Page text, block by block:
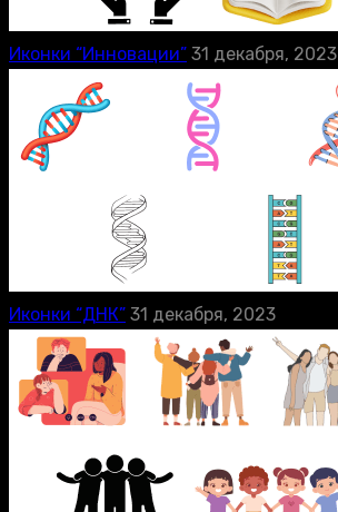
Иконки “Инновации” 31 декабря, 2023
Иконки “ДНК” 31 декабря, 2023